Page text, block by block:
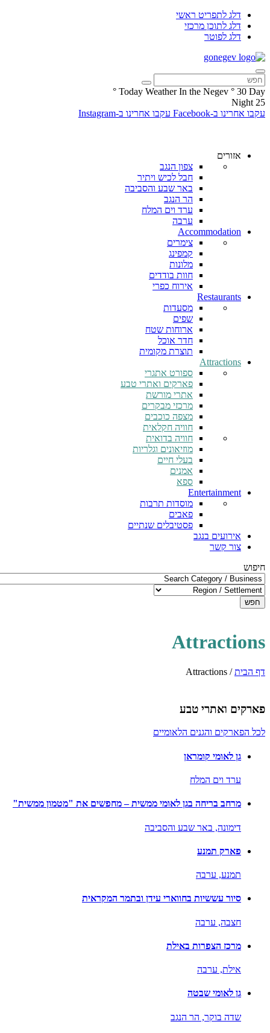
דלג לתפריט ראשי
דלג לתוכן מרכזי
דלג לפוטר
Today Weather In the Negev ° 30 Day
°
25
Night
עקבו אחרינו ב-Facebook
עקבו אחרינו ב-Instagram
אזורים
צפון הנגב
חבל לכיש ויתיר
באר שבע והסביבה
הר הנגב
ערד וים המלח
ערבה
Accommodation
צימרים
קמפינג
מלונות
חוות בודדים
אירוח כפרי
Restaurants
מסעדות
שפים
ארוחות שטח
חדר אוכל
תוצרת מקומית
Attractions
ספורט אתגרי
פארקים ואתרי טבע
אתרי מורשת
מרכזי מבקרים
מצפה כוכבים
חוויה חקלאית
חוויה בדואית
מוזיאונים וגלריות
בעלי חיים
אמנים
ספא
Entertainment
מוסדות תרבות
פאבים
פסטיבלים שנתיים
אירועים בנגב
צור קשר
חיפוש
חפש
Attractions
דף הבית/
Attractions
פארקים ואתרי טבע
לכל הפארקים והגנים הלאומיים
גן לאומי קומראן
ערד וים המלח
מרחב בריחה בגן לאומי ממשית – מחפשים את "מטמון ממשית"
דימונה, באר שבע והסביבה
פארק תמנע
תמנע, ערבה
סיור עששיות בחווארי עידן ובתמר המקראית
חצבה, ערבה
מרכז הצפרות באילת
אילת, ערבה
גן לאומי שבטה
שדה בוקר, הר הנגב